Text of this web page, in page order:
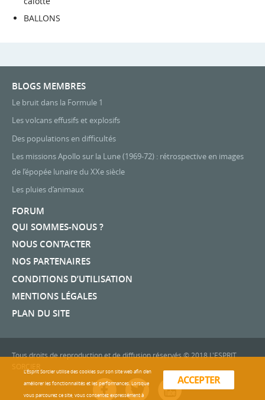
BALLONS
BLOGS MEMBRES
Le bruit dans la Formule 1
Les volcans effusifs et explosifs
Des populations en difficultés
Les missions Apollo sur la Lune (1969-72) : rétrospective en images
de l’épopée lunaire du XXe siècle
Les pluies d’animaux
FORUM
QUI SOMMES-NOUS ?
NOUS CONTACTER
NOS PARTENAIRES
CONDITIONS D’UTILISATION
MENTIONS LÉGALES
PLAN DU SITE
Tous droits de reproduction et de diffusion réservés © 2018 L'ESPRIT
ACCEPTER
L'Esprit Sorcier utilise des cookies sur son site web afin d’en
améliorer les fonctionnalités et les performances. Lorsque
vous parcourez ce site, vous consentez expressément à